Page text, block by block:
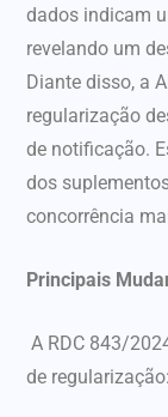
dados indicam
revelando um
Diante disso, a
regularização
de notificação.
dos
concorrência
Principais
A RDC 843/
de regularização: